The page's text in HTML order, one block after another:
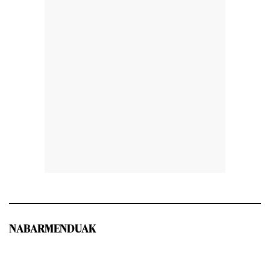
NABARMENDUAK